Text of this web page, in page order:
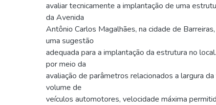
avaliar tecnicamente a implantação de uma
da Avenida
Antônio Carlos Magalhães, na cidade de
uma sugestão
adequada para a implantação da estrutura no
por meio da
avaliação de parâmetros relacionados a largura
volume de
veículos automotores, velocidade máxima